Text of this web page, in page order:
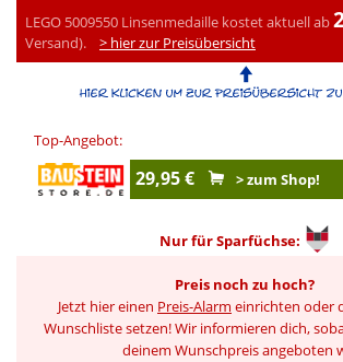
LEGO 5009550 Linsenmedaille kostet aktuell ab
Versand).
> hier zur Preisübersicht
Top-Angebot:
29,95 € > zum Shop!
Nur fürSparfüchse:
Preis noch zu hoch?
Jetzt hier einen Preis-Alarm einrichten oder
Wunschliste setzen! Wir informieren dich,
deinem Wunschpreis angeboten